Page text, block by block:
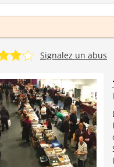
Signalez un abus